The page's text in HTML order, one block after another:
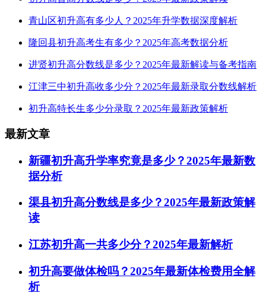
青山区初升高有多少人？2025年升学数据深度解析
隆回县初升高考生有多少？2025年高考数据分析
进贤初升高分数线是多少？2025年最新解读与备考指南
江津三中初升高收多少分？2025年最新录取分数线解析
初升高特长生多少分录取？2025年最新政策解析
最新文章
新疆初升高升学率究竟是多少？2025年最新数
据分析
渠县初升高分数线是多少？2025年最新政策解
读
江苏初升高一共多少分？2025年最新解析
初升高要做体检吗？2025年最新体检费用全解
析